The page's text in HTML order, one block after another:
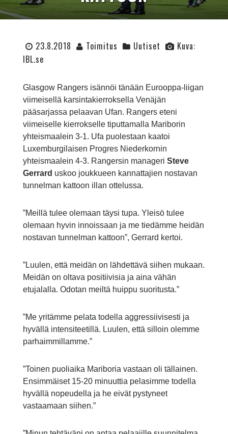
23.8.2018 Toimitus Uutiset
Kuva:
IBL.se
Glasgow Rangers isännöi tänään Eurooppa-liigan
viimeisellä karsintakierroksella Venäjän
pääsarjassa pelaavan Ufan. Rangers eteni
viimeiselle kierrokselle tiputtamalla Mariborin
yhteismaalein 3-1. Ufa puolestaan kaatoi
Luxemburgilaisen Progres Niederkornin
yhteismaalein 4-3. Rangersin manageri Steve
Gerrard uskoo joukkueen kannattajien nostavan
tunnelman kattoon illan ottelussa.
”Meillä tulee olemaan täysi tupa. Yleisö tulee
olemaan hyvin innoissaan ja me tiedämme heidän
nostavan tunnelman kattoon”, Gerrard kertoi.
”Luulen, että meidän on lähdettävä siihen mukaan.
Meidän on oltava positiivisia ja aina vähän
etujalalla. Odotan meiltä huippu suoritusta.”
”Me yritämme pelata todella aggressiivisesti ja
hyvällä intensiteetillä. Luulen, että silloin olemme
parhaimmillamme.”
”Toinen puoliaika Mariboria vastaan oli tällainen.
Ensimmäiset 15-20 minuuttia pelasimme todella
hyvällä nopeudella ja he eivät pystyneet
vastaamaan siihen.”